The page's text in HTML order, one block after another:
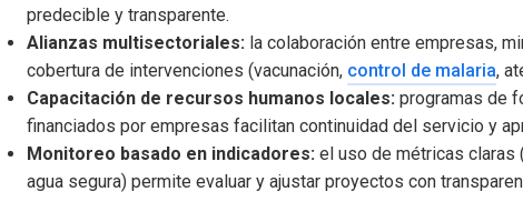
predecible y transparente.
Alianzas multisectoriales: la colaboración entre empresas,
cobertura de intervenciones (vacunación, control de malaria,
Capacitación de recursos humanos locales: programas de
financiados por empresas facilitan continuidad del servicio y
Monitoreo basado en indicadores: el uso de métricas claras
agua segura) permite evaluar y ajustar proyectos con